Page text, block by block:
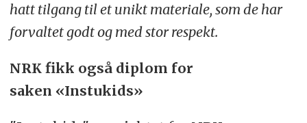
hatt tilgang til et unikt materiale, som de har
forvaltet godt og med stor respekt.
NRK fikk også diplom for
saken «Instukids»